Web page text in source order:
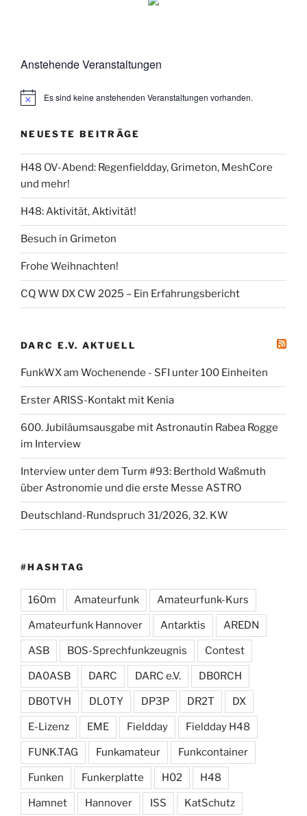
Anstehende Veranstaltungen
Es sind keine anstehenden Veranstaltungen vorhanden.
NEUESTE BEITRÄGE
H48 OV-Abend: Regenfieldday, Grimeton, MeshCore
und mehr!
H48: Aktivität, Aktivität!
Besuch in Grimeton
Frohe Weihnachten!
CQ WW DX CW 2025 – Ein Erfahrungsbericht
DARC E.V. AKTUELL
FunkWX am Wochenende - SFI unter 100 Einheiten
Erster ARISS-Kontakt mit Kenia
600. Jubiläumsausgabe mit Astronautin Rabea Rogge
im Interview
Interview unter dem Turm #93: Berthold Waßmuth
über Astronomie und die erste Messe ASTRO
Deutschland-Rundspruch 31/2026, 32. KW
#HASHTAG
160m Amateurfunk Amateurfunk-Kurs
Amateurfunk Hannover Antarktis AREDN
ASB BOS-Sprechfunkzeugnis Contest
DA0ASB DARC DARC e.V. DB0RCH
DB0TVH DL0TY DP3P DR2T DX
E-Lizenz EME Fieldday Fieldday H48
FUNK.TAG Funkamateur Funkcontainer
Funken Funkerplatte H02 H48
Hamnet Hannover ISS KatSchutz